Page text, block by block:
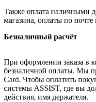
Также оплата наличными
магазина, оплаты по
Безналичный расчёт
При оформлении заказа в
безналичной оплаты. Мы
Card. Чтобы оплатить
системы ASSIST, где вы
действия, имя держателя.